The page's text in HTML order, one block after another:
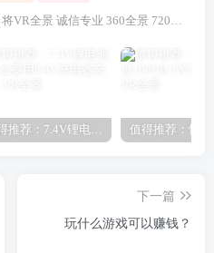
下一篇
玩什么游戏可以赚钱？